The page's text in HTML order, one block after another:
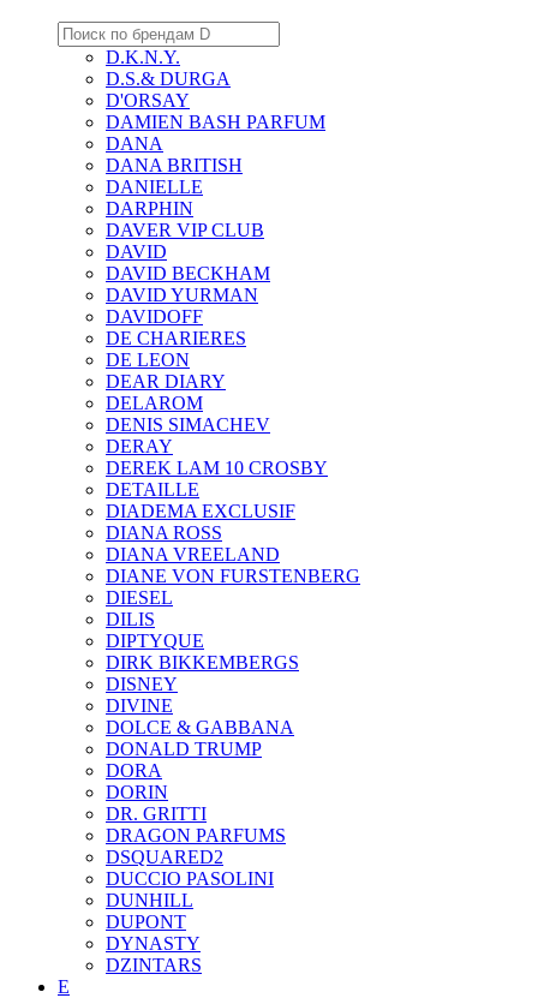
D.K.N.Y.
D.S.& DURGA
D'ORSAY
DAMIEN BASH PARFUM
DANA
DANA BRITISH
DANIELLE
DARPHIN
DAVER VIP CLUB
DAVID
DAVID BECKHAM
DAVID YURMAN
DAVIDOFF
DE CHARIERES
DE LEON
DEAR DIARY
DELAROM
DENIS SIMACHEV
DERAY
DEREK LAM 10 CROSBY
DETAILLE
DIADEMA EXCLUSIF
DIANA ROSS
DIANA VREELAND
DIANE VON FURSTENBERG
DIESEL
DILIS
DIPTYQUE
DIRK BIKKEMBERGS
DISNEY
DIVINE
DOLCE & GABBANA
DONALD TRUMP
DORA
DORIN
DR. GRITTI
DRAGON PARFUMS
DSQUARED2
DUCCIO PASOLINI
DUNHILL
DUPONT
DYNASTY
DZINTARS
E